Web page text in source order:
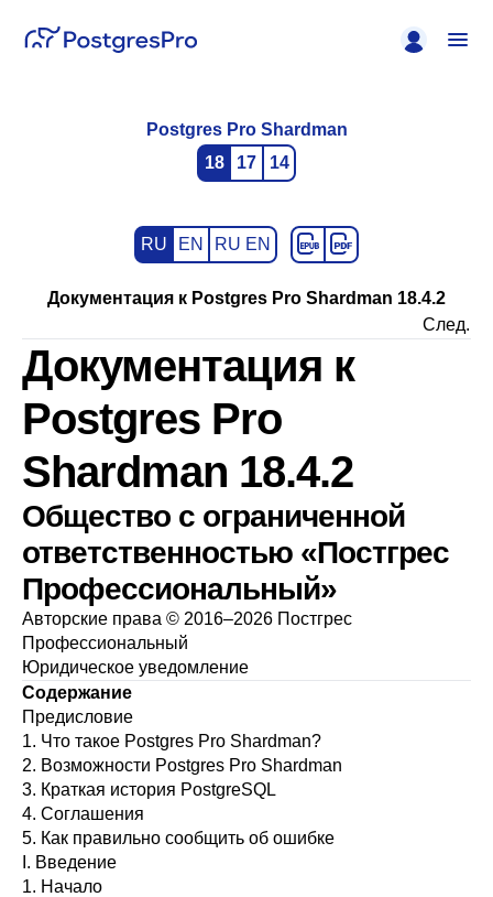
Postgres Pro Shardman
18
17 14
RU EN RU EN
Документация к Postgres Pro Shardman 18.4.2
След.
Документация к
Postgres Pro
Shardman 18.4.2
Общество с ограниченной
ответственностью «Постгрес
Профессиональный»
Авторские права © 2016–2026 Постгрес
Профессиональный
Юридическое уведомление
Содержание
Предисловие
1. Что такое Postgres Pro Shardman?
2. Возможности Postgres Pro Shardman
3. Краткая история PostgreSQL
4. Соглашения
5. Как правильно сообщить об ошибке
I. Введение
1. Начало